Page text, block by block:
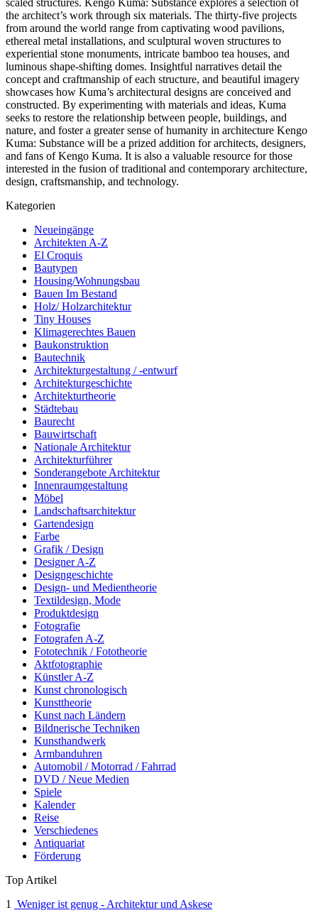
the architect’s work through six materials. The thirty-five projects
from around the world range from captivating wood pavilions,
ethereal metal installations, and sculptural woven structures to
experiential stone monuments, intricate bamboo tea houses, and
luminous shape-shifting domes. Insightful narratives detail the
concept and craftmanship of each structure, and beautiful imagery
showcases how Kuma’s architectural designs are conceived and
constructed. By experimenting with materials and ideas, Kuma
seeks to restore the relationship between people, buildings, and
nature, and foster a greater sense of humanity in architecture Kengo
Kuma: Substance will be a prized addition for architects, designers,
and fans of Kengo Kuma. It is also a valuable resource for those
interested in the fusion of traditional and contemporary architecture,
design, craftsmanship, and technology.
Kategorien
Neueingänge
Architekten A-Z
El Croquis
Bautypen
Housing/Wohnungsbau
Bauen Im Bestand
Holz/ Holzarchitektur
Tiny Houses
Klimagerechtes Bauen
Baukonstruktion
Bautechnik
Architekturgestaltung / -entwurf
Architekturgeschichte
Architekturtheorie
Städtebau
Baurecht
Bauwirtschaft
Nationale Architektur
Architekturführer
Sonderangebote Architektur
Innenraumgestaltung
Möbel
Landschaftsarchitektur
Gartendesign
Farbe
Grafik / Design
Designer A-Z
Designgeschichte
Design- und Medientheorie
Textildesign, Mode
Produktdesign
Fotografie
Fotografen A-Z
Fototechnik / Fototheorie
Aktfotographie
Künstler A-Z
Kunst chronologisch
Kunsttheorie
Kunst nach Ländern
Bildnerische Techniken
Kunsthandwerk
Armbanduhren
Automobil / Motorrad / Fahrrad
DVD / Neue Medien
Spiele
Kalender
Reise
Verschiedenes
Antiquariat
Förderung
Top Artikel
1
Weniger ist genug - Architektur und Askese